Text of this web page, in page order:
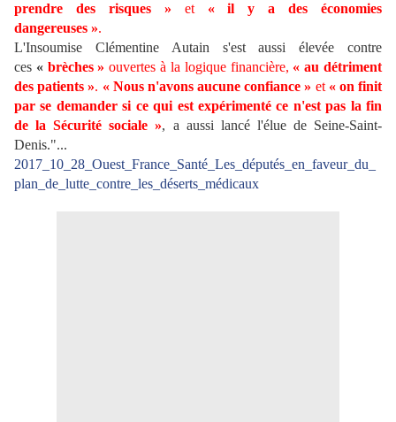
prendre des risques » et « il y a des économies
dangereuses ».
L'Insoumise Clémentine Autain s'est aussi élevée contre
ces « brèches » ouvertes à la logique financière, « au détriment
des patients ». « Nous n'avons aucune confiance » et « on finit
par se demander si ce qui est expérimenté ce n'est pas la fin
de la Sécurité sociale », a aussi lancé l'élue de Seine-Saint-
Denis."...
2017_10_28_Ouest_France_Santé_Les_députés_en_faveur_du_
plan_de_lutte_contre_les_déserts_médicaux